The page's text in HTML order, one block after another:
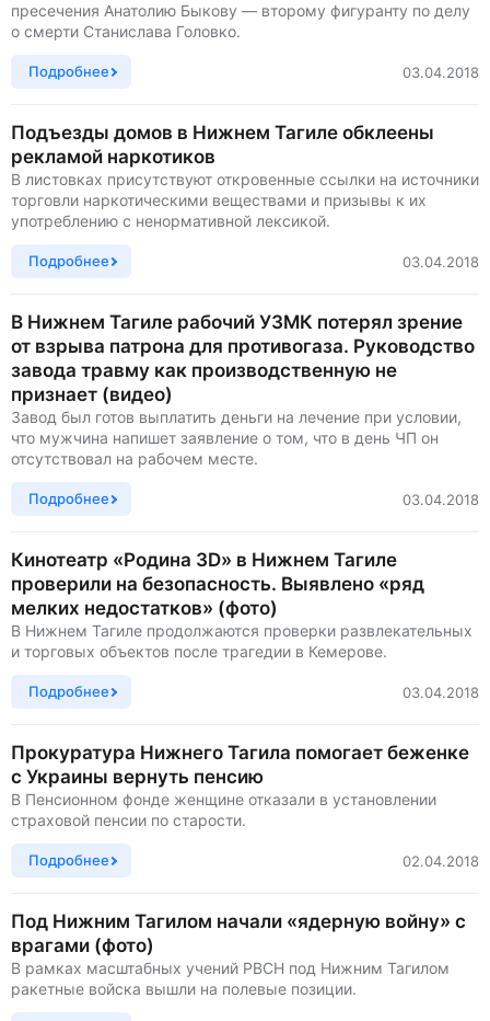
пресечения Анатолию Быкову — второму фигуранту по делу
о смерти Станислава Головко.
Подробнее 03.04.2018
Подъезды домов в Нижнем Тагиле обклеены
рекламой наркотиков
В листовках присутствуют откровенные ссылки на источники
торговли наркотическими веществами и призывы к их
употреблению с ненормативной лексикой.
Подробнее 03.04.2018
В Нижнем Тагиле рабочий УЗМК потерял зрение
от взрыва патрона для противогаза. Руководство
завода травму как производственную не
признает (видео)
Завод был готов выплатить деньги на лечение при условии,
что мужчина напишет заявление о том, что в день ЧП он
отсутствовал на рабочем месте.
Подробнее 03.04.2018
Кинотеатр «Родина 3D» в Нижнем Тагиле
проверили на безопасность. Выявлено «ряд
мелких недостатков» (фото)
В Нижнем Тагиле продолжаются проверки развлекательных
и торговых объектов после трагедии в Кемерове.
Подробнее 03.04.2018
Прокуратура Нижнего Тагила помогает беженке
с Украины вернуть пенсию
В Пенсионном фонде женщине отказали в установлении
страховой пенсии по старости.
Подробнее 02.04.2018
Под Нижним Тагилом начали «ядерную войну» с
врагами (фото)
В рамках масштабных учений РВСН под Нижним Тагилом
ракетные войска вышли на полевые позиции.